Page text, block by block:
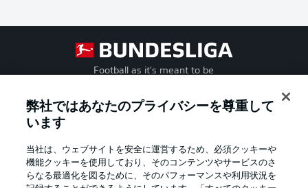
Football as it's meant to be
弊社ではあなたのプライバシーを尊重して
います
当社は、ウェブサイトを安全に運営するため、必須クッキーや
機能クッキーを使用しており、そのコンテンツやサービスのさ
らなる最適化を図るために、そのパフォーマンスや利用状況を